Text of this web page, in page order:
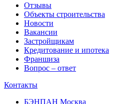
Отзывы
Объекты строительства
Новости
Вакансии
Застройщикам
Кредитование и ипотека
Франшиза
Вопрос – ответ
Контакты
БЭНПАН Москва